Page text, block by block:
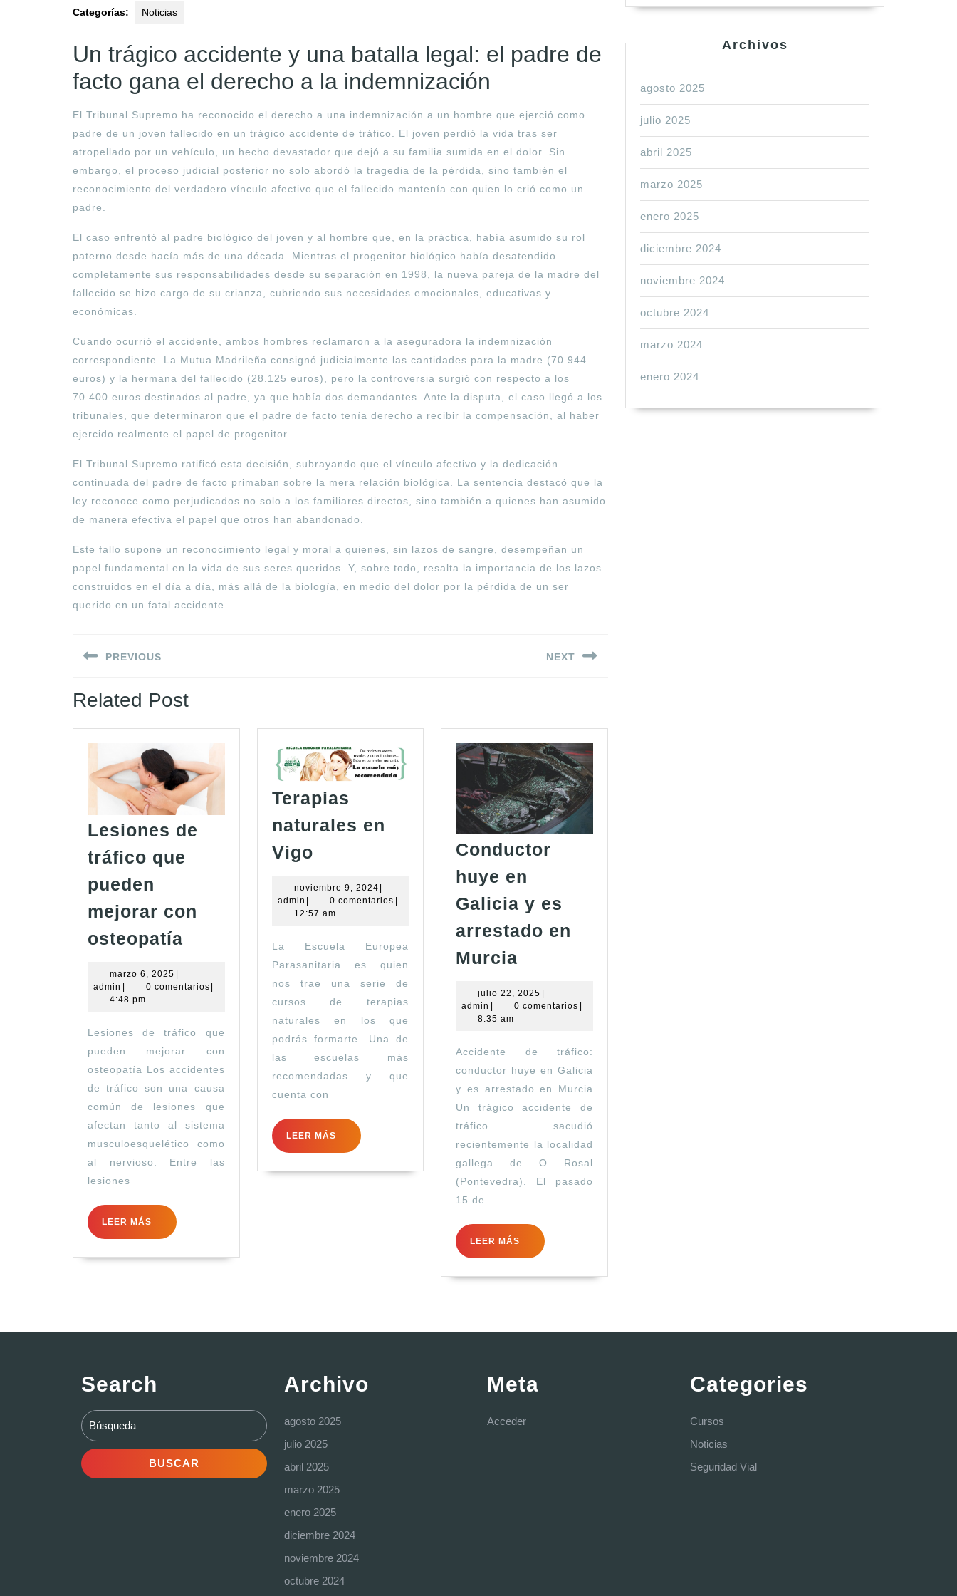
Categorías: Noticias
Un trágico accidente y una batalla legal: el padre de
facto gana el derecho a la indemnización
El Tribunal Supremo ha reconocido el derecho a una indemnización a un hombre que ejerció como
padre de un joven fallecido en un trágico accidente de tráfico. El joven perdió la vida tras ser
atropellado por un vehículo, un hecho devastador que dejó a su familia sumida en el dolor. Sin
embargo, el proceso judicial posterior no solo abordó la tragedia de la pérdida, sino también el
reconocimiento del verdadero vínculo afectivo que el fallecido mantenía con quien lo crió como un
padre.
El caso enfrentó al padre biológico del joven y al hombre que, en la práctica, había asumido su rol
paterno desde hacía más de una década. Mientras el progenitor biológico había desatendido
completamente sus responsabilidades desde su separación en 1998, la nueva pareja de la madre del
fallecido se hizo cargo de su crianza, cubriendo sus necesidades emocionales, educativas y
económicas.
Cuando ocurrió el accidente, ambos hombres reclamaron a la aseguradora la indemnización
correspondiente. La Mutua Madrileña consignó judicialmente las cantidades para la madre (70.944
euros) y la hermana del fallecido (28.125 euros), pero la controversia surgió con respecto a los
70.400 euros destinados al padre, ya que había dos demandantes. Ante la disputa, el caso llegó a los
tribunales, que determinaron que el padre de facto tenía derecho a recibir la compensación, al haber
ejercido realmente el papel de progenitor.
El Tribunal Supremo ratificó esta decisión, subrayando que el vínculo afectivo y la dedicación
continuada del padre de facto primaban sobre la mera relación biológica. La sentencia destacó que la
ley reconoce como perjudicados no solo a los familiares directos, sino también a quienes han asumido
de manera efectiva el papel que otros han abandonado.
Este fallo supone un reconocimiento legal y moral a quienes, sin lazos de sangre, desempeñan un
papel fundamental en la vida de sus seres queridos. Y, sobre todo, resalta la importancia de los lazos
construidos en el día a día, más allá de la biología, en medio del dolor por la pérdida de un ser
querido en un fatal accidente.
de
entradas
PREVIOUS
anterior:
NEXT
Related Post
Lesiones de
tráfico que
pueden
mejorar con
osteopatía
que
mejorar
con
osteopatía
marzo 6, 2025 marzo
6,
admin admin0 comentarios
4:48 pm
Lesiones de tráfico que
pueden mejorar con
osteopatía Los accidentes
de tráfico son una causa
común de lesiones que
afectan tanto al sistema
musculoesquelético como
al nervioso. Entre las
lesiones
LEER MÁS
LEER
MÁS
Terapias
naturales en
VigoTerapias
en
Vigo
noviembre 9, 2024noviembre
9,
admin admin0 comentarios
12:57 am
La Escuela Europea
Parasanitaria es quien
nos trae una serie de
cursos de terapias
naturales en los que
podrás formarte. Una de
las escuelas más
recomendadas y que
cuenta con
LEER MÁS
LEER
MÁS
Conductor
huye en
Galicia y es
arrestado en
Murcia
en
Galicia
es
arrestado
en
Murcia
julio 22, 2025 julio
22,
admin admin0 comentarios
8:35 am
Accidente de tráfico:
conductor huye en Galicia
y es arrestado en Murcia
Un trágico accidente de
tráfico sacudió
recientemente la localidad
gallega de O Rosal
(Pontevedra). El pasado
15 de
LEER MÁS
LEER
MÁS
Archivos
agosto 2025
julio 2025
abril 2025
marzo 2025
enero 2025
diciembre 2024
noviembre 2024
octubre 2024
marzo 2024
enero 2024
Search
Buscar:
Archivo
agosto 2025
julio 2025
abril 2025
marzo 2025
enero 2025
diciembre 2024
noviembre 2024
octubre 2024
Meta
Acceder
Categories
Cursos
Noticias
Seguridad Vial